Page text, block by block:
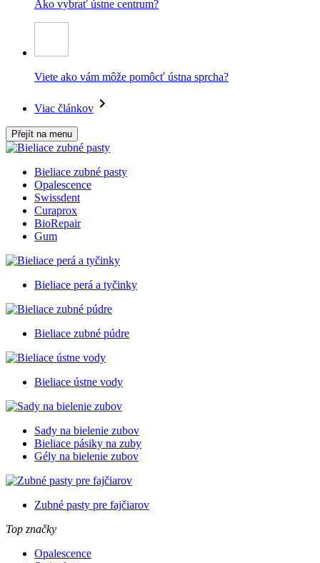
Ako vybrať ústne centrum?
Viete ako vám môže pomôcť ústna sprcha?
Viac článkov
Přejít na menu
Bieliace zubné pasty
Opalescence
Swissdent
Curaprox
BioRepair
Gum
Bieliace perá a tyčinky
Bieliace zubné púdre
Bieliace ústne vody
Sady na bielenie zubov
Bieliace pásiky na zuby
Gély na bielenie zubov
Zubné pasty pre fajčiarov
Top značky
Opalescence